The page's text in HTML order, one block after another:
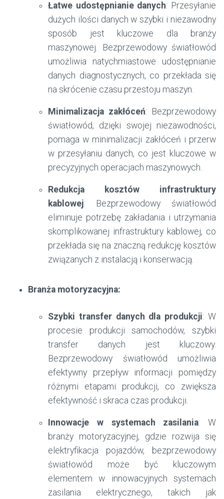
Łatwe udostępnianie danych: Przesyłanie
dużych ilości danych w szybki i niezawodny
sposób jest kluczowe dla branży
maszynowej. Bezprzewodowy światłowód
umożliwia natychmiastowe udostępnianie
danych diagnostycznych, co przekłada się
na skrócenie czasu przestoju maszyn.
Minimalizacja zakłóceń: Bezprzewodowy
światłowód, dzięki swojej niezawodności,
pomaga w minimalizacji zakłóceń i przerw
w przesyłaniu danych, co jest kluczowe w
precyzyjnych operacjach maszynowych.
Redukcja kosztów infrastruktury
kablowej: Bezprzewodowy światłowód
eliminuje potrzebę zakładania i utrzymania
skomplikowanej infrastruktury kablowej, co
przekłada się na znaczną redukcję kosztów
związanych z instalacją i konserwacją.
Branża motoryzacyjna:
Szybki transfer danych dla produkcji: W
procesie produkcji samochodów, szybki
transfer danych jest kluczowy.
Bezprzewodowy światłowód umożliwia
efektywny przepływ informacji pomiędzy
różnymi etapami produkcji, co zwiększa
efektywność i skraca czas produkcji.
Innowacje w systemach zasilania: W
branży motoryzacyjnej, gdzie rozwija się
elektryfikacja pojazdów, bezprzewodowy
światłowód może być kluczowym
elementem w innowacyjnych systemach
zasilania elektrycznego, takich jak